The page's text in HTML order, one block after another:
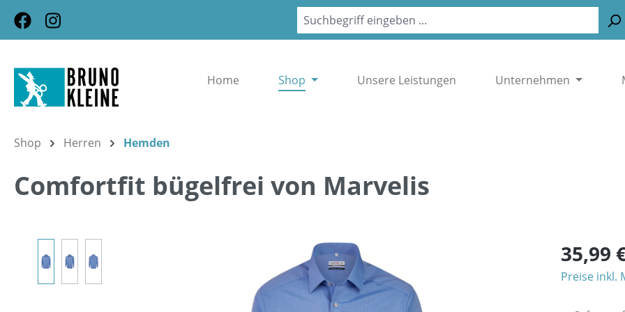
Hauptinhalt springen
Zur Suche springen
Zur Hauptnavigation springen
Home Shop Unsere Leistungen Unternehmen
Shop Herren Hemden
Comfortfit bügelfrei von Marvelis
35,99
Preise inkl.